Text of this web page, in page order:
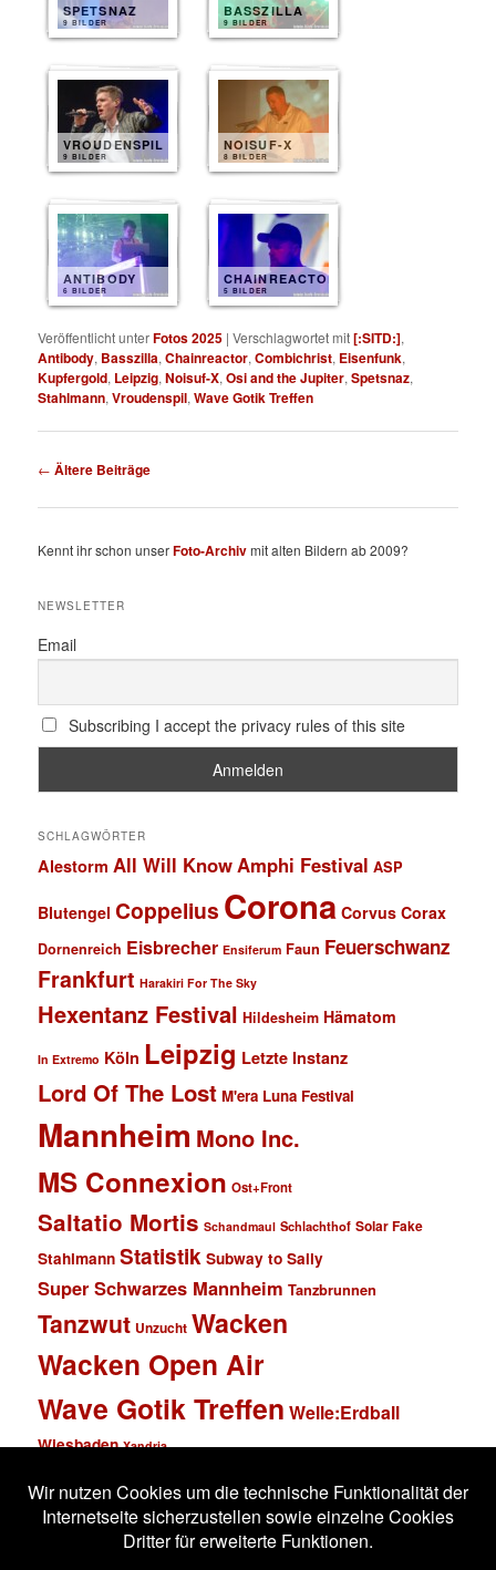
SPETSNAZ
9 BILDER
BASSZILLA
9 BILDER
VROUDENSPIL
9 BILDER
NOISUF-X
8 BILDER
ANTIBODY
6 BILDER
CHAINREACTOR
5 BILDER
Veröffentlicht unterFotos 2025 |Verschlagwortet mit[:SITD:],
Antibody, Basszilla,Chainreactor,Combichrist, Eisenfunk,
Kupfergold, Leipzig,Noisuf-X,Osi and the Jupiter,Spetsnaz,
Stahlmann,Vroudenspil,Wave Gotik Treffen
Beitragsnavigation
← Ältere Beiträge
Kennt ihr schon unserFoto-Archivmit alten Bildern ab 2009?
NEWSLETTER
Email
Subscribing I accept the privacy rules of this site
SCHLAGWÖRTER
Alestorm All Will KnowAmphi Festival ASP
Blutengel Coppelius Corona Corvus Corax
Dornenreich Eisbrecher Ensiferum Faun Feuerschwanz
Frankfurt Harakiri For The Sky
Hexentanz Festival Hildesheim Hämatom
In Extremo Köln Leipzig Letzte Instanz
Lord Of The Lost M'era Luna Festival
Mannheim Mono Inc.
MS Connexion Ost+Front
Saltatio Mortis Schandmaul Schlachthof Solar Fake
Stahlmann Statistik Subway to Sally
Super Schwarzes Mannheim Tanzbrunnen
Tanzwut Unzucht Wacken
Wacken Open Air
Wave Gotik Treffen Welle:Erdball
Wiesbaden Xandria
Impressum